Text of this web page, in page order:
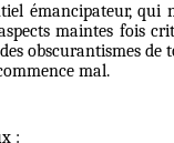
émancipateur,
maintes fois
obscurantismes
mal.
: